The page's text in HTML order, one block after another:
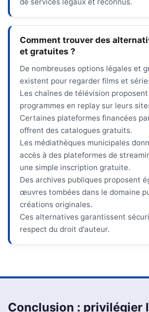
Comment trouver des
et gratuites ?
De nombreuses options légales et
existent pour regarder films et
Les chaînes de télévision
programmes en replay sur leurs
Certaines plateformes financées
offrent des catalogues gratuits.
Les médiathèques municipales
accès à des plateformes de
une simple inscription gratuite.
Des archives publiques proposent
œuvres tombées dans le domaine
créations originales.
Ces alternatives garantissent
respect du droit d'auteur.
Conclusion : privilégier